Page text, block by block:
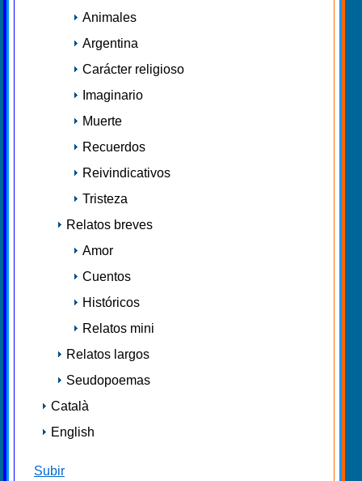
Animales
Argentina
Carácter religioso
Imaginario
Muerte
Recuerdos
Reivindicativos
Tristeza
Relatos breves
Amor
Cuentos
Históricos
Relatos mini
Relatos largos
Seudopoemas
Català
English
Subir